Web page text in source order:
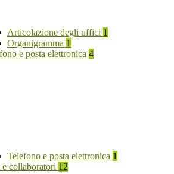
Articolazione degli uffici 1
Organigramma 1
e posta elettronica 4
Telefono e posta elettronica 1
collaboratori 12